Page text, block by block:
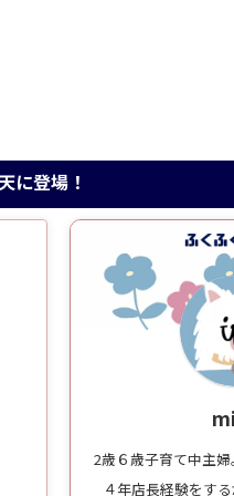
2歳６歳子育て中主
４年店長経験をす